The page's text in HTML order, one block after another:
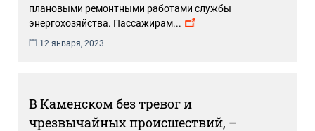
плановыми ремонтными работами службы
энергохозяйства. Пассажирам...
12 января, 2023
В Каменском без тревог и
чрезвычайных происшествий, –